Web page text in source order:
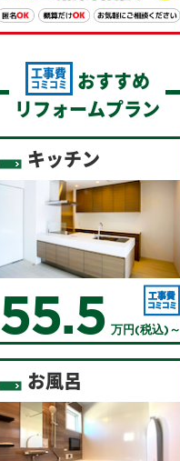
工事費
コミコミ
おすすめ
リフォームプラン
キッチン
55.5 万円(税込)～
お風呂